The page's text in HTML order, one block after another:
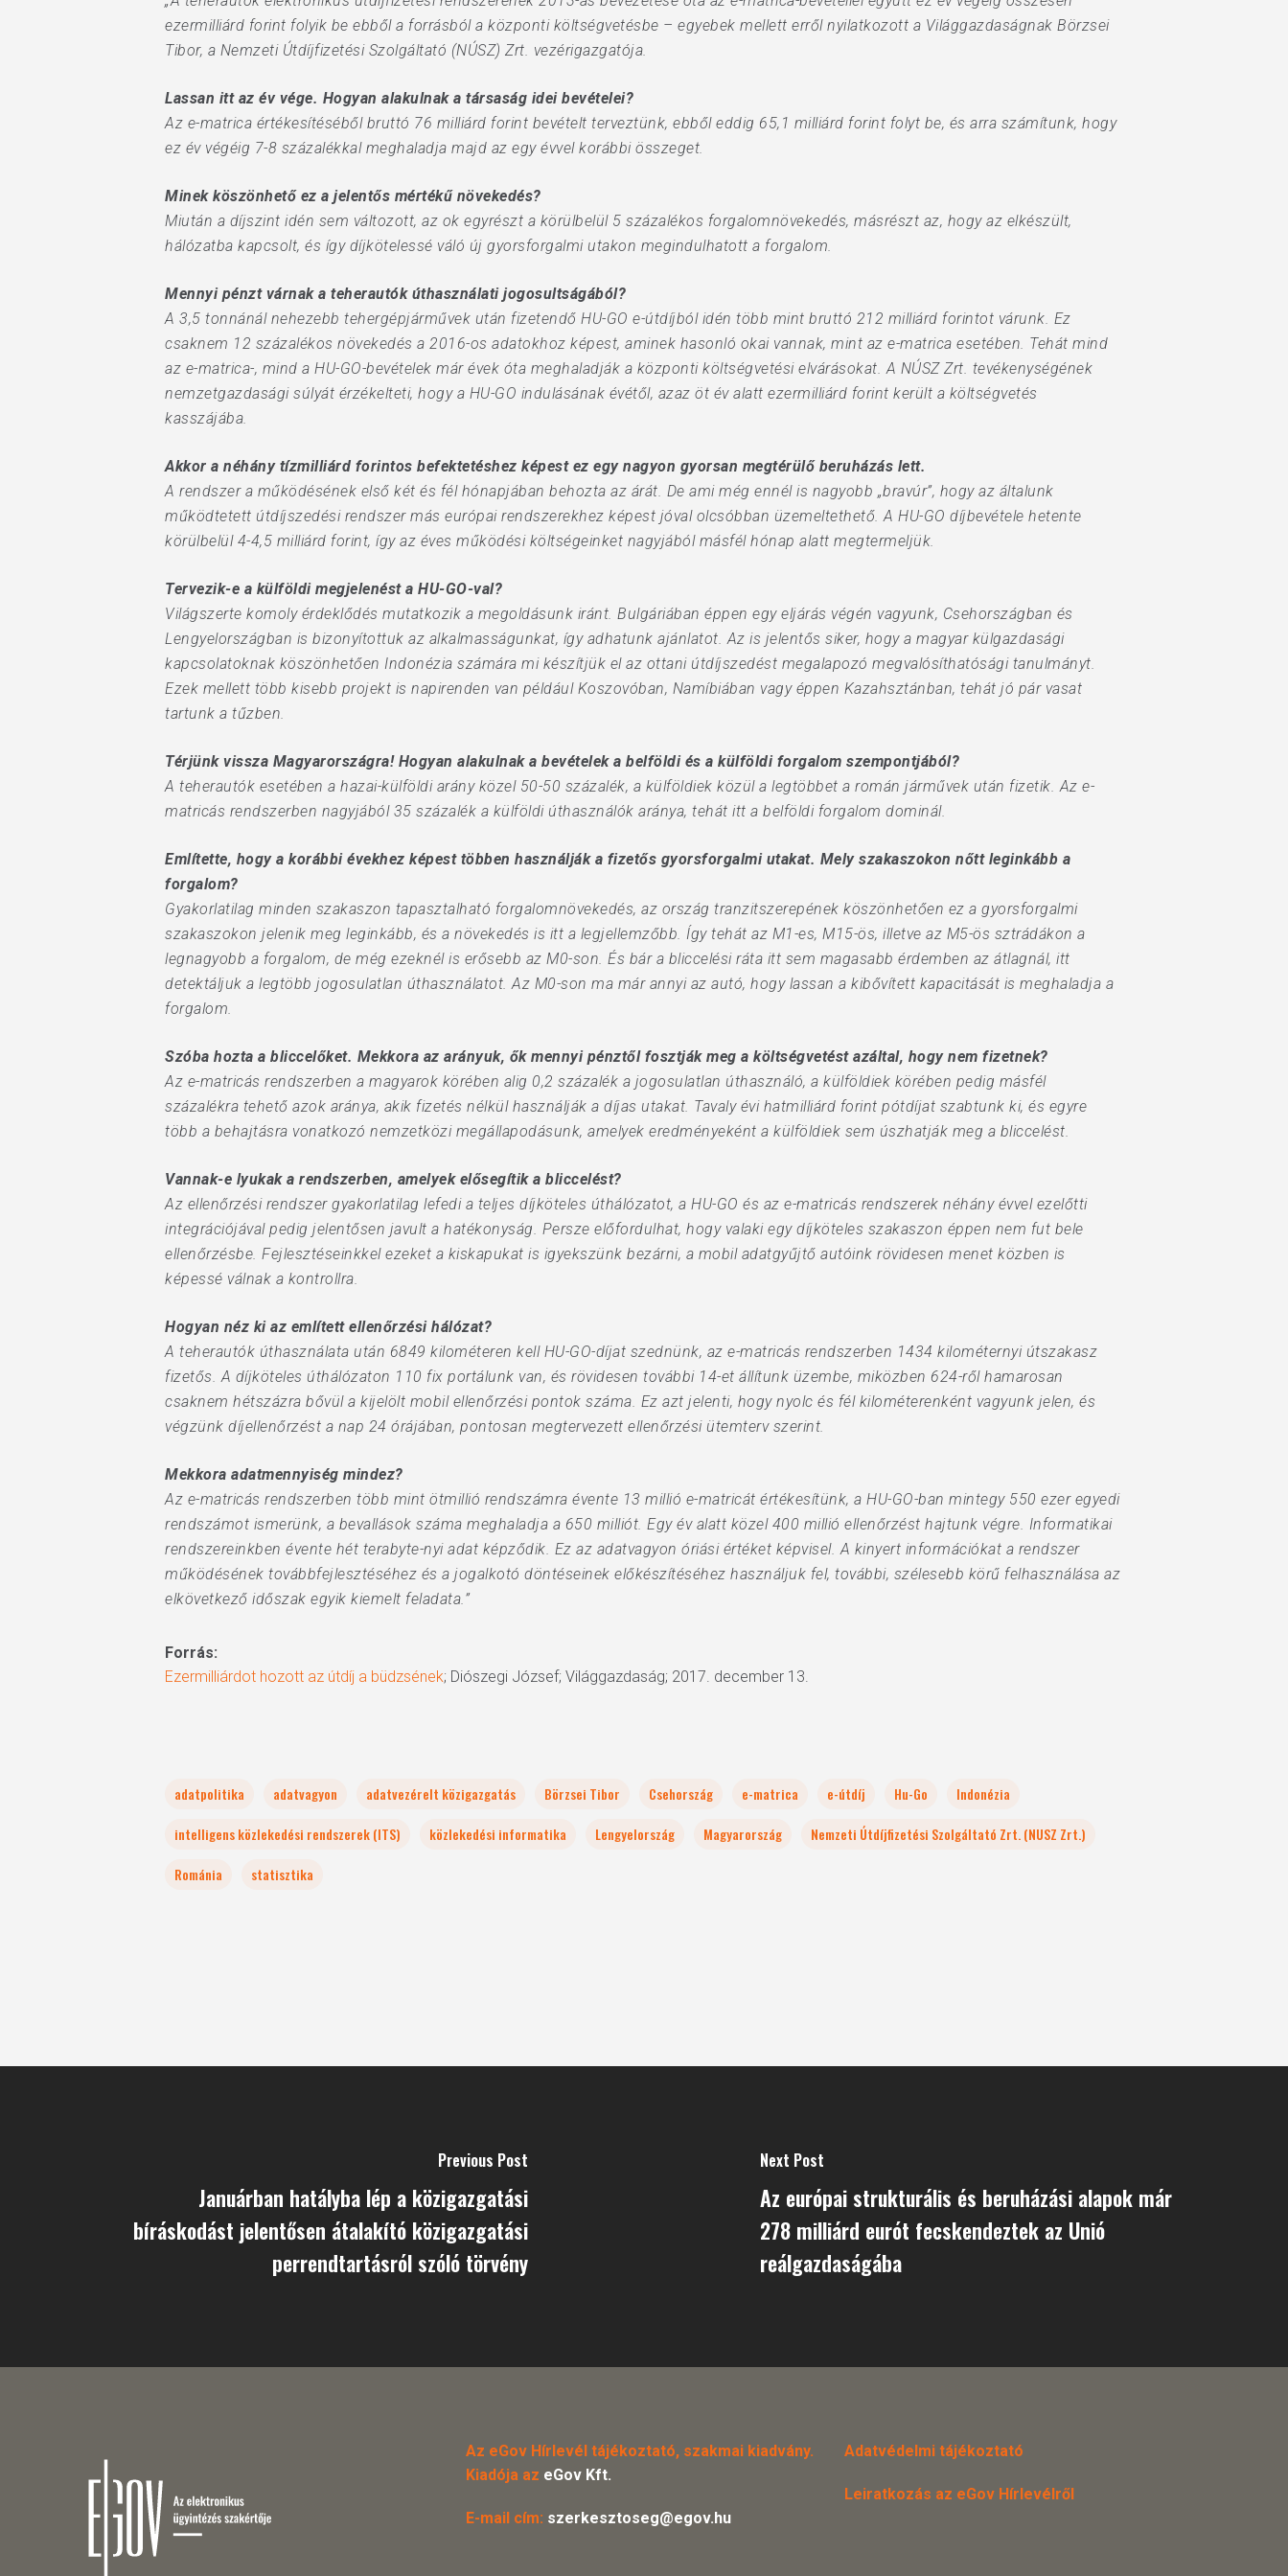
ezermilliárd forint folyik be ebből a forrásból a központi költségvetésbe – egyebek mellett erről nyilatkozott a Világgazdaságnak Börzsei
Tibor, a Nemzeti Útdíjfizetési Szolgáltató (NÚSZ) Zrt. vezérigazgatója.
Lassan itt az év vége. Hogyan alakulnak a társaság idei bevételei?
Az e-matrica értékesítéséből bruttó 76 milliárd forint bevételt terveztünk, ebből eddig 65,1 milliárd forint folyt be, és arra számítunk, hogy
ez év végéig 7-8 százalékkal meghaladja majd az egy évvel korábbi összeget.
Minek köszönhető ez a jelentős mértékű növekedés?
Miután a díjszint idén sem változott, az ok egyrészt a körülbelül 5 százalékos forgalomnövekedés, másrészt az, hogy az elkészült,
hálózatba kapcsolt, és így díjkötelessé váló új gyorsforgalmi utakon megindulhatott a forgalom.
Mennyi pénzt várnak a teherautók úthasználati jogosultságából?
A 3,5 tonnánál nehezebb tehergépjárművek után fizetendő HU-GO e-útdíjból idén több mint bruttó 212 milliárd forintot várunk. Ez
csaknem 12 százalékos növekedés a 2016-os adatokhoz képest, aminek hasonló okai vannak, mint az e-matrica esetében. Tehát mind
az e-matrica-, mind a HU-GO-bevételek már évek óta meghaladják a központi költségvetési elvárásokat. A NÚSZ Zrt. tevékenységének
nemzetgazdasági súlyát érzékelteti, hogy a HU-GO indulásának évétől, azaz öt év alatt ezermilliárd forint került a költségvetés
kasszájába.
Akkor a néhány tízmilliárd forintos befektetéshez képest ez egy nagyon gyorsan megtérülő beruházás lett.
A rendszer a működésének első két és fél hónapjában behozta az árát. De ami még ennél is nagyobb „bravúr”, hogy az általunk
működtetett útdíjszedési rendszer más európai rendszerekhez képest jóval olcsóbban üzemeltethető. A HU-GO díjbevétele hetente
körülbelül 4-4,5 milliárd forint, így az éves működési költségeinket nagyjából másfél hónap alatt megtermeljük.
Tervezik-e a külföldi megjelenést a HU-GO-val?
Világszerte komoly érdeklődés mutatkozik a megoldásunk iránt. Bulgáriában éppen egy eljárás végén vagyunk, Csehországban és
Lengyelországban is bizonyítottuk az alkalmasságunkat, így adhatunk ajánlatot. Az is jelentős siker, hogy a magyar külgazdasági
kapcsolatoknak köszönhetően Indonézia számára mi készítjük el az ottani útdíjszedést megalapozó megvalósíthatósági tanulmányt.
Ezek mellett több kisebb projekt is napirenden van például Koszovóban, Namíbiában vagy éppen Kazahsztánban, tehát jó pár vasat
tartunk a tűzben.
Térjünk vissza Magyarországra! Hogyan alakulnak a bevételek a belföldi és a külföldi forgalom szempontjából?
A teherautók esetében a hazai-külföldi arány közel 50-50 százalék, a külföldiek közül a legtöbbet a román járművek után fizetik. Az e-
matricás rendszerben nagyjából 35 százalék a külföldi úthasználók aránya, tehát itt a belföldi forgalom dominál.
Említette, hogy a korábbi évekhez képest többen használják a fizetős gyorsforgalmi utakat. Mely szakaszokon nőtt leginkább a
forgalom?
Gyakorlatilag minden szakaszon tapasztalható forgalomnö­vekedés, az ország tranzitszere­pének köszönhetően ez a gyors­for­galmi
szakaszokon jelenik meg leginkább, és a növekedés is itt a legjellemzőbb. Így tehát az M1-es, M15-ös, illetve az M5-ös sztrádákon a
legnagyobb a forgalom, de még ezeknél is erősebb az M0-son. És bár a bliccelési ráta itt sem magasabb érdemben az átlagnál, itt
detektáljuk a legtöbb jogosulatlan úthasználatot. Az M0-son ma már annyi az autó, hogy lassan a kibővített kapacitását is meghaladja a
forgalom.
Szóba hozta a bliccelőket. Mekkora az arányuk, ők mennyi pénztől fosztják meg a költségvetést azáltal, hogy nem fizetnek?
Az e-matricás rendszerben a magyarok körében alig 0,2 százalék a jogosulatlan úthasználó, a külföldiek körében pedig másfél
százalékra tehető azok aránya, akik fizetés nélkül használják a díjas utakat. Tavaly évi hatmilliárd forint pótdíjat szabtunk ki, és egyre
több a behajtásra vonatkozó nemzetközi megállapodásunk, amelyek eredményeként a külföldiek sem úszhatják meg a bliccelést.
Vannak-e lyukak a rendszerben, amelyek elősegítik a bliccelést?
Az ellenőrzési rendszer gyakorlatilag lefedi a teljes díjköteles úthálózatot, a HU-GO és az e-matricás rendszerek néhány évvel ezelőtti
integrációjával pedig jelentősen javult a hatékonyság. Persze előfordulhat, hogy valaki egy díjköteles szakaszon éppen nem fut bele
ellenőrzésbe. Fejlesztéseinkkel ezeket a kiskapukat is igyekszünk bezárni, a mobil adatgyűjtő autóink rövidesen menet közben is
képessé válnak a kontrollra.
Hogyan néz ki az említett ellenőrzési hálózat?
A teherautók úthasználata után 6849 kilométeren kell HU-GO-díjat szednünk, az e-matricás rendszerben 1434 kilométernyi útszakasz
fizetős. A díjköteles úthálózaton 110 fix portálunk van, és rövidesen további 14-et állítunk üzembe, miközben 624-ről hamarosan
csaknem hétszázra bővül a kijelölt mobil ellenőrzési pontok száma. Ez azt jelenti, hogy nyolc és fél kilométerenként vagyunk jelen, és
végzünk díjellenőrzést a nap 24 órájában, pontosan megtervezett ellenőrzési ütemterv szerint.
Mekkora adatmennyiség mindez?
Az e-matricás rendszerben több mint ötmillió rendszámra évente 13 millió e-matricát értékesítünk, a HU-GO-ban mintegy 550 ezer egyedi
rendszámot ismerünk, a bevallások száma meghaladja a 650 milliót. Egy év alatt közel 400 millió ellenőrzést hajtunk végre. Informatikai
rendszereinkben évente hét terabyte-nyi adat képződik. Ez az adatvagyon óriási értéket képvisel. A kinyert információkat a rendszer
működésének továbbfejlesztéséhez és a jogalkotó döntéseinek előkészítéséhez használjuk fel, további, szélesebb körű felhasználása az
elkövetkező időszak egyik kiemelt feladata.”
Forrás:
Ezermilliárdot hozott az útdíj a büdzsének; Diószegi József; Világgazdaság; 2017. december 13.
adatpolitika adatvagyon adatvezérelt közigazgatás Börzsei Tibor Csehország e-matrica e-útdíj Hu-Go
Indonézia
intelligens közlekedési rendszerek (ITS)
közlekedési informatika Lengyelország Magyarország
Nemzeti Útdíjfizetési Szolgáltató Zrt. (NUSZ Zrt.)
Románia
statisztika
Previous Post
Januárban hatályba lép a közigazgatási
bíráskodást jelentősen átalakító közigazgatási
perrendtartásról szóló törvény
Next Post
Az európai strukturális és beruházási alapok már
278 milliárd eurót fecskendeztek az Unió
reálgazdaságába
Az eGov Hírlevél tájékoztató, szakmai kiadvány.
Kiadója az eGov Kft.
E-mail cím: szerkesztoseg@egov.hu
Adatvédelmi tájékoztató
Leiratkozás az eGov Hírlevélről